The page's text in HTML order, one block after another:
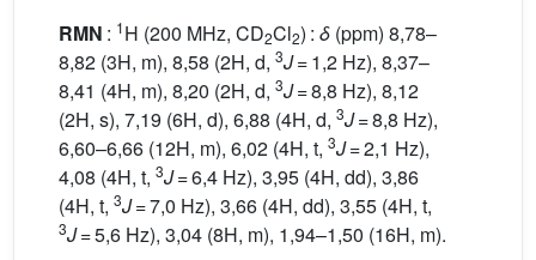
RMN : 1H (200 MHz, CD2Cl2) : δ (ppm) 8,78–
8,82 (3H, m), 8,58 (2H, d, 3J= 1,2 Hz), 8,37–
8,41 (4H, m), 8,20 (2H, d, 3J= 8,8 Hz), 8,12
(2H, s), 7,19 (6H, d), 6,88 (4H, d, 3J= 8,8 Hz),
6,60–6,66 (12H, m), 6,02 (4H, t, 3J= 2,1 Hz),
4,08 (4H, t, 3J= 6,4 Hz), 3,95 (4H, dd), 3,86
(4H, t, 3J= 7,0 Hz), 3,66 (4H, dd), 3,55 (4H, t,
3J= 5,6 Hz), 3,04 (8H, m), 1,94–1,50 (16H, m).